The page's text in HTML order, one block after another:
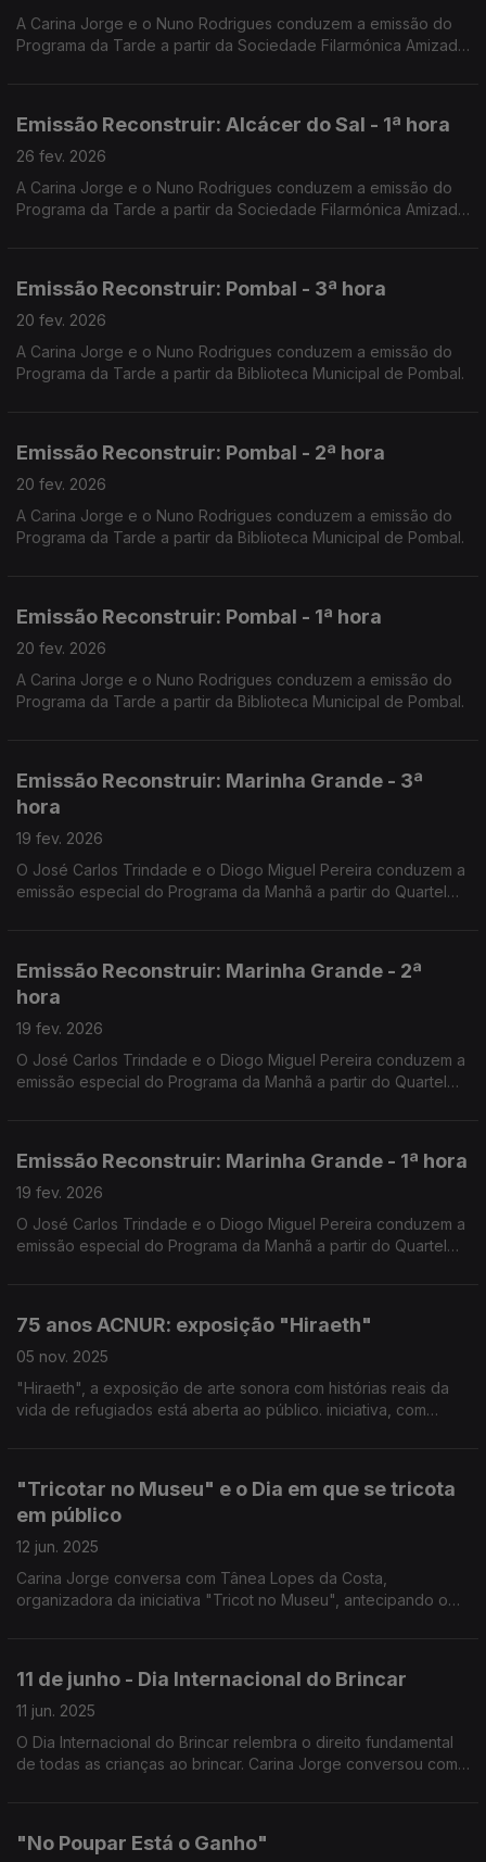
A Carina Jorge e o Nuno Rodrigues conduzem a emissão do
Programa da Tarde a partir da Sociedade Filarmónica Amizade
Emissão Reconstruir: Alcácer do Sal - 1ª hora
26 fev. 2026
A Carina Jorge e o Nuno Rodrigues conduzem a emissão do
Programa da Tarde a partir da Sociedade Filarmónica Amizade
Emissão Reconstruir: Pombal - 3ª hora
20 fev. 2026
A Carina Jorge e o Nuno Rodrigues conduzem a emissão do
Programa da Tarde a partir da Biblioteca Municipal de Pombal.
Emissão Reconstruir: Pombal - 2ª hora
20 fev. 2026
A Carina Jorge e o Nuno Rodrigues conduzem a emissão do
Programa da Tarde a partir da Biblioteca Municipal de Pombal.
Emissão Reconstruir: Pombal - 1ª hora
20 fev. 2026
A Carina Jorge e o Nuno Rodrigues conduzem a emissão do
Programa da Tarde a partir da Biblioteca Municipal de Pombal.
Emissão Reconstruir: Marinha Grande - 3ª
hora
19 fev. 2026
O José Carlos Trindade e o Diogo Miguel Pereira conduzem a
emissão especial do Programa da Manhã a partir do Quartel
Emissão Reconstruir: Marinha Grande - 2ª
hora
19 fev. 2026
O José Carlos Trindade e o Diogo Miguel Pereira conduzem a
emissão especial do Programa da Manhã a partir do Quartel
Emissão Reconstruir: Marinha Grande - 1ª hora
19 fev. 2026
O José Carlos Trindade e o Diogo Miguel Pereira conduzem a
emissão especial do Programa da Manhã a partir do Quartel
75 anos ACNUR: exposição "Hiraeth"
05 nov. 2025
"Hiraeth", a exposição de arte sonora com histórias reais da
vida de refugiados está aberta ao público. iniciativa, com
"Tricotar no Museu" e o Dia em que se tricota
em público
12 jun. 2025
Carina Jorge conversa com Tânea Lopes da Costa,
organizadora da iniciativa "Tricot no Museu", antecipando o
11 de junho - Dia Internacional do Brincar
11 jun. 2025
O Dia Internacional do Brincar relembra o direito fundamental
de todas as crianças ao brincar. Carina Jorge conversou com
"No Poupar Está o Ganho"